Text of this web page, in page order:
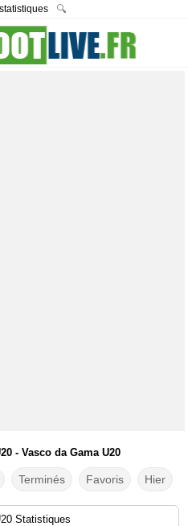
🔍
- Vasco da Gama U20
Terminés Favoris Hier
Statistiques